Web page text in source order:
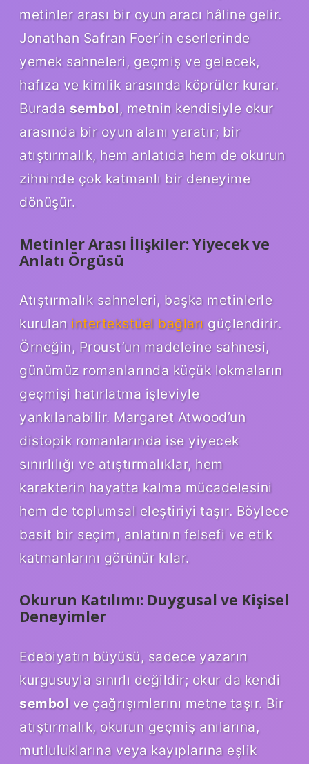
metinler arası bir oyun aracı hâline gelir.
Jonathan Safran Foer’in eserlerinde
yemek sahneleri, geçmiş ve gelecek,
hafıza ve kimlik arasında köprüler kurar.
Burada sembol, metnin kendisiyle okur
arasında bir oyun alanı yaratır; bir
atıştırmalık, hem anlatıda hem de okurun
zihninde çok katmanlı bir deneyime
dönüşür.
Metinler Arası İlişkiler: Yiyecek ve
Anlatı Örgüsü
Atıştırmalık sahneleri, başka metinlerle
kurulan intertekstüel bağları güçlendirir.
Örneğin, Proust’un madeleine sahnesi,
günümüz romanlarında küçük lokmaların
geçmişi hatırlatma işleviyle
yankılanabilir. Margaret Atwood’un
distopik romanlarında ise yiyecek
sınırlılığı ve atıştırmalıklar, hem
karakterin hayatta kalma mücadelesini
hem de toplumsal eleştiriyi taşır. Böylece
basit bir seçim, anlatının felsefi ve etik
katmanlarını görünür kılar.
Okurun Katılımı: Duygusal ve Kişisel
Deneyimler
Edebiyatın büyüsü, sadece yazarın
kurgusuyla sınırlı değildir; okur da kendi
sembolve çağrışımlarını metne taşır. Bir
atıştırmalık, okurun geçmiş anılarına,
mutluluklarına veya kayıplarına eşlik